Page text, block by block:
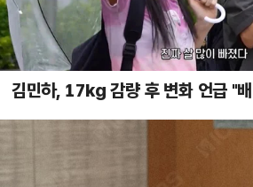
김민하, 17kg 감량 후 변화 언급 "